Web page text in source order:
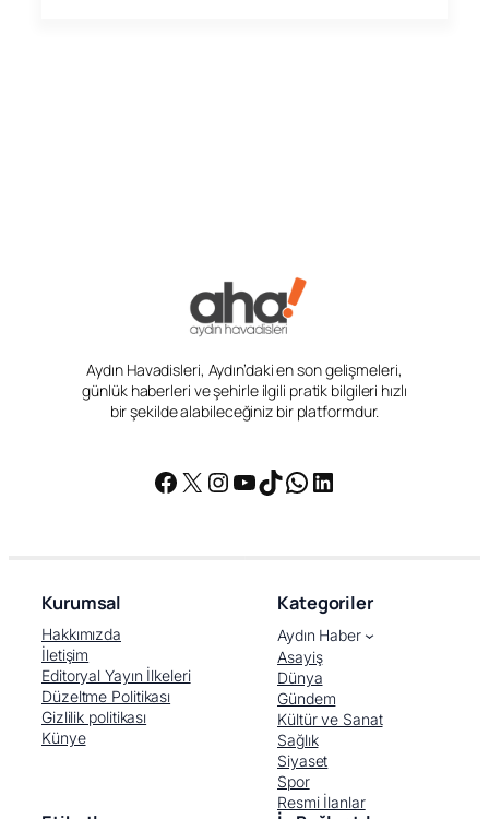
Aydın Havadisleri, Aydın’daki en son gelişmeleri,
günlük haberleri ve şehirle ilgili pratik bilgileri hızlı
bir şekilde alabileceğiniz bir platformdur.
Facebook
X Instagram
YouTube
TikTok
WhatsApp
LinkedIn
Kurumsal
Hakkımızda
İletişim
Editoryal Yayın İlkeleri
Düzeltme Politikası
Gizlilik politikası
Künye
Kategoriler
Aydın Haber
Asayiş
Dünya
Gündem
Kültür ve Sanat
Sağlık
Siyaset
Spor
Resmi İlanlar